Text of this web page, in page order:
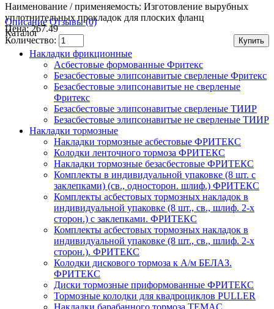
Наименование / применяемость: Изготовление вырубных
уплотнительных прокладок для плоских фланц
Цена: 267.49
Количество:
Описание Отзывы (0)
Каталог
Накладки фрикционные
Асбестовые формованные Фритекс
Безасбестовые элипсонавитые сверленые Фритекс
Безасбестовые элипсонавитые не сверленые
Фритекс
Безасбестовые элипсонавитые сверленые ТИИР
Безасбестовые элипсонавитые не сверленые ТИИР
Накладки тормозные
Накладки тормозные асбестовые ФРИТЕКС
Колодки ленточного тормоза ФРИТЕКС
Накладки тормозные безасбестовые ФРИТЕКС
Комплекты в индивидуальной упаковке (8 шт. с
заклепками) (св., односторон. шлиф.) ФРИТЕКС
Комплекты асбестовых тормозных накладок в
индивидуальной упаковке (8 шт., св., шлиф. 2-х
сторон.) c заклепками. ФРИТЕКС
Комплекты асбестовых тормозных накладок в
индивидуальной упаковке (8 шт., св., шлиф. 2-х
сторон.). ФРИТЕКС
Колодки дискового тормоза к А/м БЕЛАЗ.
ФРИТЕКС
Диски тормозные приформованные ФРИТЕКС
Тормозные колодки для квадроциклов PULLER
Накладки барабанного тормоза TEMAC